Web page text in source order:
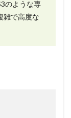
のような専
雑で高度な